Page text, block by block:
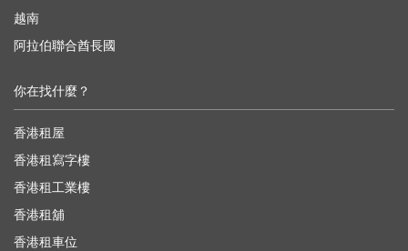
越南
阿拉伯聯合酋長國
你在找什麼？
香港租屋
香港租寫字樓
香港租工業樓
香港租舖
香港租車位